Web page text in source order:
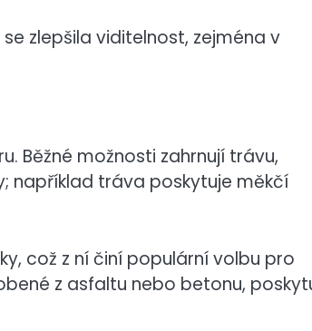
zlepšila viditelnost, zejména v
Běžné možnosti zahrnují trávu,
například tráva poskytuje měkčí
což z ní činí populární volbu pro
z asfaltu nebo betonu,